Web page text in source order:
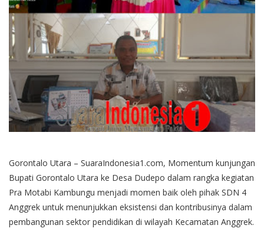
Gorontalo Utara – SuaraIndonesia1.com, Momentum kunjungan
Bupati Gorontalo Utara ke Desa Dudepo dalam rangka kegiatan
Pra Motabi Kambungu menjadi momen baik oleh pihak SDN 4
Anggrek untuk menunjukkan eksistensi dan kontribusinya dalam
pembangunan sektor pendidikan di wilayah Kecamatan Anggrek.